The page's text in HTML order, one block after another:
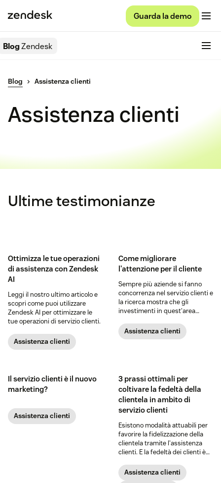
Guarda la demo
BlogZendesk
Blog Assistenza clienti
Assistenza clienti
Ultime testimonianze
Ottimizza le tue operazioni
di assistenza con Zendesk
AI
Leggi il nostro ultimo articolo e
scopri come puoi utilizzare
Zendesk AI per ottimizzare le
tue operazioni di servizio clienti.
Assistenza clienti
Come migliorare
l'attenzione per il cliente
Sempre più aziende si fanno
concorrenza nel servizio clienti e
la ricerca mostra che gli
investimenti in quest'area
team con un approccio
incentrato sul cliente, che fanno
clienti.
Assistenza clienti
Il servizio clienti è il nuovo
marketing?
Assistenza clienti
3 prassi ottimali per
coltivare la fedeltà della
clientela in ambito di
servizio clienti
Esistono modalità attuabili per
favorire la fidelizzazione della
clientela tramite l'assistenza
clienti. E la fedeltà dei clienti è
Assistenza clienti